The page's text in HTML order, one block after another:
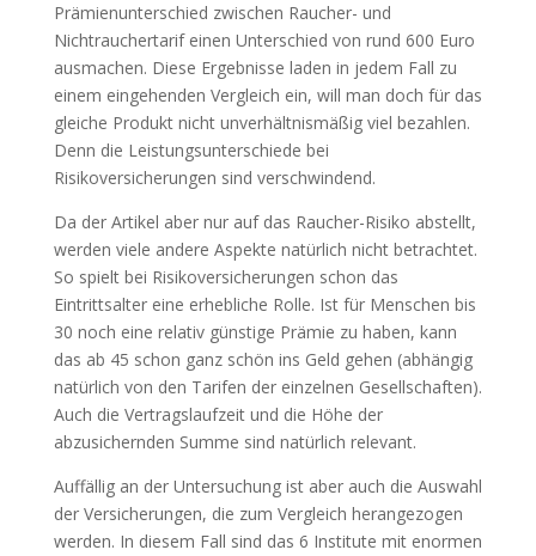
Prämienunterschied zwischen Raucher- und
Nichtrauchertarif einen Unterschied von rund 600 Euro
ausmachen. Diese Ergebnisse laden in jedem Fall zu
einem eingehenden Vergleich ein, will man doch für das
gleiche Produkt nicht unverhältnismäßig viel bezahlen.
Denn die Leistungsunterschiede bei
Risikoversicherungen sind verschwindend.
Da der Artikel aber nur auf das Raucher-Risiko abstellt,
werden viele andere Aspekte natürlich nicht betrachtet.
So spielt bei Risikoversicherungen schon das
Eintrittsalter eine erhebliche Rolle. Ist für Menschen bis
30 noch eine relativ günstige Prämie zu haben, kann
das ab 45 schon ganz schön ins Geld gehen (abhängig
natürlich von den Tarifen der einzelnen Gesellschaften).
Auch die Vertragslaufzeit und die Höhe der
abzusichernden Summe sind natürlich relevant.
Auffällig an der Untersuchung ist aber auch die Auswahl
der Versicherungen, die zum Vergleich herangezogen
werden. In diesem Fall sind das 6 Institute mit enormen